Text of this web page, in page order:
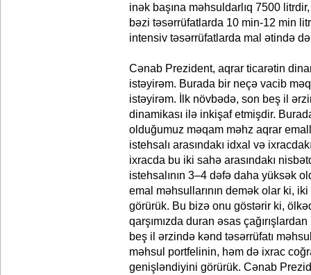
inək başına məhsuldarlıq 7500
bəzi təsərrüfatlarda 10 min-12 min
intensiv təsərrüfatlarda mal ətində
Cənab Prezident, aqrar ticarətin
istəyirəm. Burada bir neçə vacib
istəyirəm. İlk növbədə, son beş il
dinamikası ilə inkişaf etmişdir.
olduğumuz məqam məhz aqrar
istehsalı arasındakı idxal və
ixracda bu iki sahə arasındakı
istehsalının 3–4 dəfə daha yüksək
emal məhsullarının demək olar ki,
görürük. Bu bizə onu göstərir ki,
qarşımızda duran əsas
beş il ərzində kənd təsərrüfatı
məhsul portfelinin, həm də ixrac
genişləndiyini görürük. Cənab